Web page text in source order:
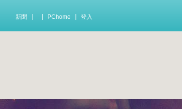
新聞 PChome 登入